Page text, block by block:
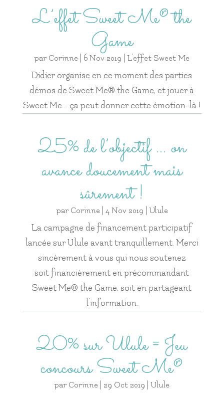
L’effet Sweet Me® the
Game
par Corinne 6 Nov 2019 |L'effet Sweet Me
Didier organise en ce moment des parties
démos de Sweet Me® the Game, et jouer à
Sweet Me … ça peut donner cette émotion-là !
25% de l’objectif … on
avance doucement mais
sûrement !
par Corinne| 4 Nov 2019 Ulule
La campagne de financement participatif
lancée sur Ulule avant tranquillement. Merci
sincèrement à vous qui nous soutenez
soit financièrement en précommandant
Sweet Me® the Game, soit en partageant
l’information.
20% sur Ulule = Jeu
concours Sweet Me®
par Corinne 29 Oct 2019 |Ulule